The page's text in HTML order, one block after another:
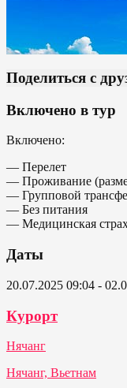
Поделиться с
Включено в тур
Включено:
— Перелет
— Проживание
— Групповой
— Без питания
— Медицинская
Даты
20.07.2025 09:04 -
Курорт
Нячанг
Нячанг, Вьетнам